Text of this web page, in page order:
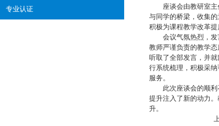
专业认证
座谈会由教研室
与同学的桥梁，收集
积极为课程教学改革
会议气氛热烈，
教师严谨负责的教学
听取了全部发言，并
行系统梳理，积极采
服务。
此次座谈会的顺
提升注入了新的动力
升。